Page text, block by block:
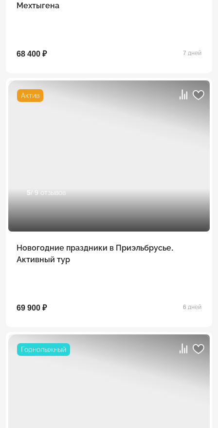
Мехтыгена
68 400 ₽ 7 дней
Актив
5/ 9 отзывов
Новогодние праздники в Приэльбрусье.
Активный тур
69 900 ₽ 6 дней
Горнолыжный